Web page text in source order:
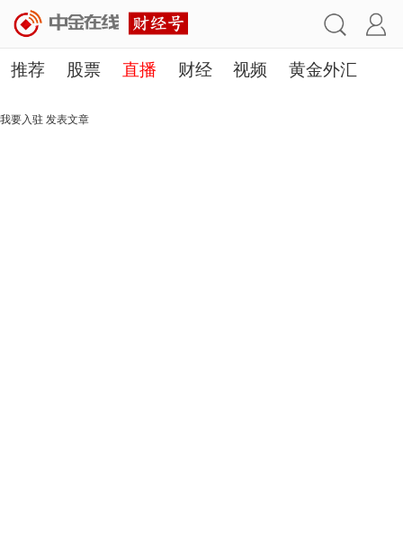
推荐 股票 直播 财经 视频 黄金外汇
理财 行业
我要入驻 发表文章